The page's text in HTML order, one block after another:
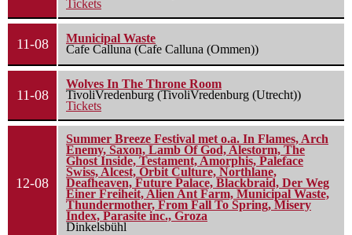
Tickets
11-08
Municipal Waste
Cafe Calluna (Cafe Calluna (Ommen))
11-08
Wolves In The Throne Room
TivoliVredenburg (TivoliVredenburg (Utrecht))
Tickets
12-08
Summer Breeze Festival met o.a. In Flames, Arch
Enemy, Saxon, Lamb Of God, Alestorm, The
Ghost Inside, Testament, Amorphis, Paleface
Swiss, Alcest, Orbit Culture, Northlane,
Deafheaven, Future Palace, Blackbraid, Der Weg
Einer Freiheit, Alien Ant Farm, Municipal Waste,
Thundermother, From Fall To Spring, Misery
Index, Parasite inc., Groza
Dinkelsbühl